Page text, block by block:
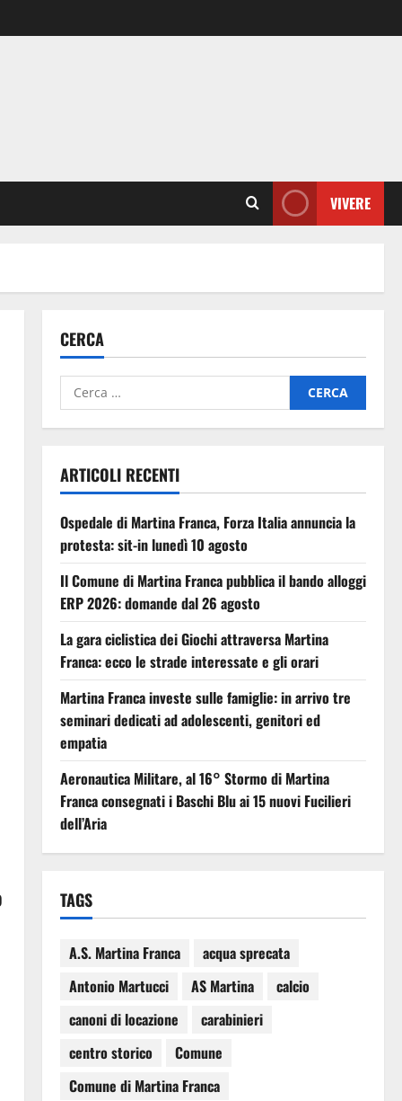
VIVERE
CERCA
ARTICOLI RECENTI
Ospedale di Martina Franca, Forza Italia annuncia la
protesta: sit-in lunedì 10 agosto
Il Comune di Martina Franca pubblica il bando alloggi
ERP 2026: domande dal 26 agosto
La gara ciclistica dei Giochi attraversa Martina
Franca: ecco le strade interessate e gli orari
Martina Franca investe sulle famiglie: in arrivo tre
seminari dedicati ad adolescenti, genitori ed
empatia
Aeronautica Militare, al 16° Stormo di Martina
Franca consegnati i Baschi Blu ai 15 nuovi Fucilieri
dell’Aria
TAGS
A.S. Martina Franca
acqua sprecata
Antonio Martucci
AS Martina
calcio
canoni di locazione
carabinieri
centro storico
Comune
Comune di Martina Franca